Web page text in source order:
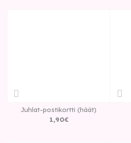
Juhlat-postikortti (häät)
1,90€